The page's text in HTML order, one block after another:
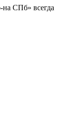
СПб» всегда